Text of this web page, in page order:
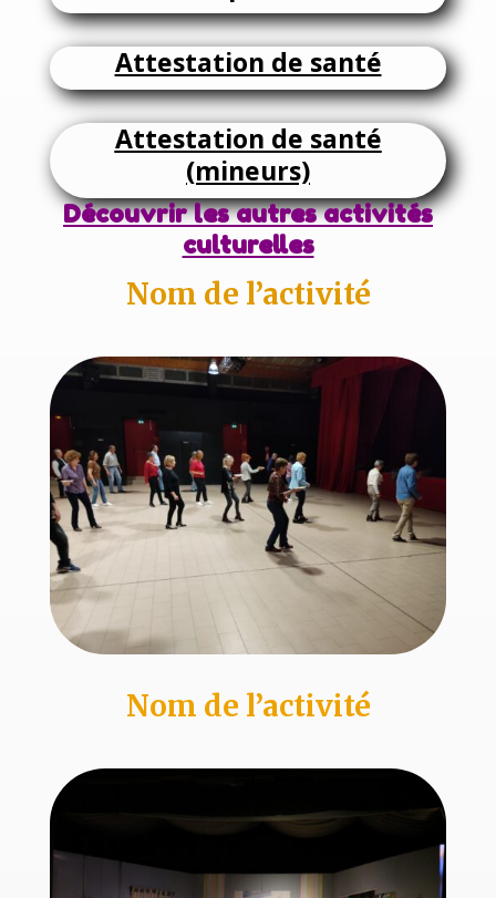
Attestation de santé
Attestation de santé
(mineurs)
Découvrir les autres activités
culturelles
Nom de l’activité
Nom de l’activité